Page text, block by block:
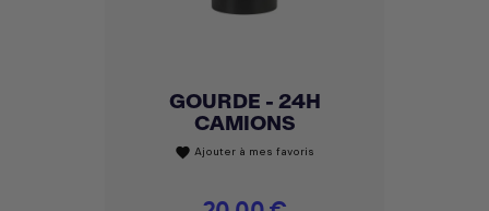
GOURDE - 24H
CAMIONS
favorite Ajouter à mes favoris